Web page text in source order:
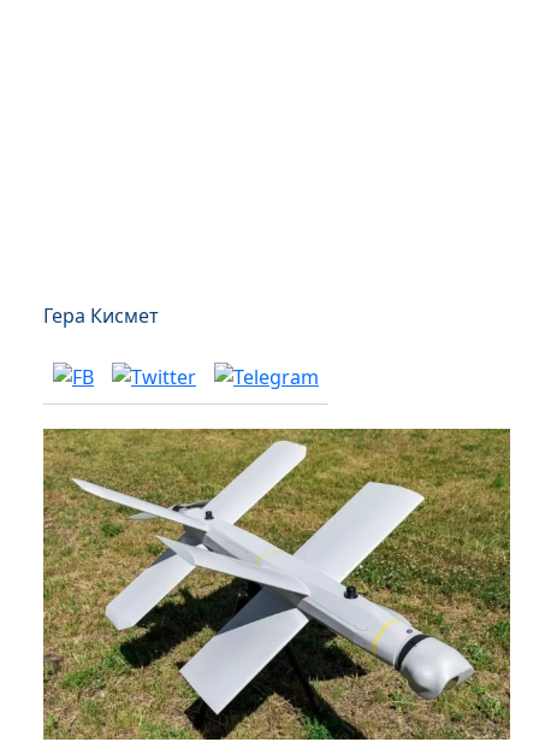
Гера Кисмет